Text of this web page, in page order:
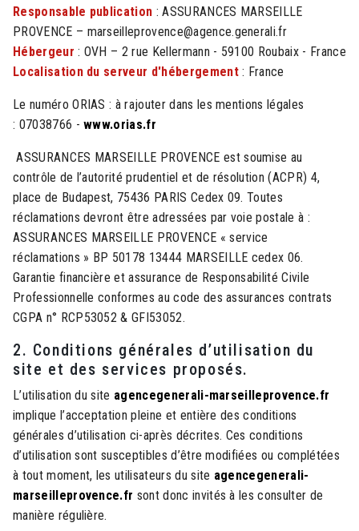
Responsable publication : ASSURANCES MARSEILLE
PROVENCE – marseilleprovence@agence.generali.fr
Hébergeur : OVH – 2 rue Kellermann - 59100 Roubaix - France
Localisation du serveur d'hébergement: France
Le numéro ORIAS : à rajouter dans les mentions légales
: 07038766 -www.orias.fr
ASSURANCES MARSEILLE PROVENCE est soumise au
contrôle de l’autorité prudentiel et de résolution (ACPR) 4,
place de Budapest, 75436 PARIS Cedex 09. Toutes
réclamations devront être adressées par voie postale à :
ASSURANCES MARSEILLE PROVENCE « service
réclamations » BP 50178 13444 MARSEILLE cedex 06.
Garantie financière et assurance de Responsabilité Civile
Professionnelle conformes au code des assurances contrats
CGPA n° RCP53052 & GFI53052.
2. Conditions générales d’utilisation du
site et des services proposés.
L’utilisation du site agencegenerali-marseilleprovence.fr
implique l’acceptation pleine et entière des conditions
générales d’utilisation ci-après décrites. Ces conditions
d’utilisation sont susceptibles d’être modifiées ou complétées
à tout moment, les utilisateurs du site agencegenerali-
marseilleprovence.fr sont donc invités à les consulter de
manière régulière.